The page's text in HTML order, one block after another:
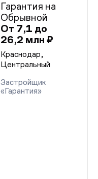
Гарантия на
Обрывной
От 7,1 до
26,2 млн ₽
Краснодар,
Центральный
Застройщик
«Гарантия»